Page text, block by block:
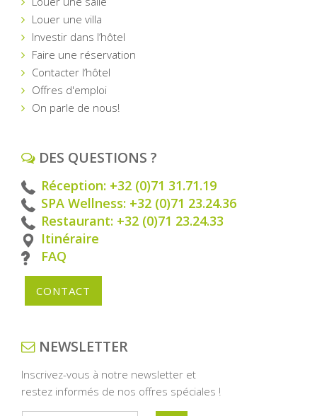
Louer une villa
Investir dans l’hôtel
Faire une réservation
Contacter l’hôtel
Offres d'emploi
On parle de nous!
DES QUESTIONS ?
Réception: +32 (0)71 31.71.19
SPA Wellness: +32 (0)71 23.24.36
Restaurant: +32 (0)71 23.24.33
Itinéraire
FAQ
CONTACT
NEWSLETTER
Inscrivez-vous à notre newsletter et
restez informés de nos offres spéciales !